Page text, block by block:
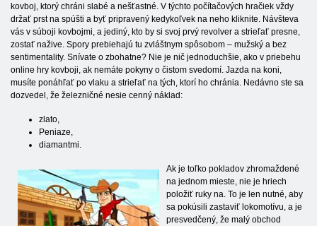
kovboj, ktorý chráni slabé a nešťastné. V týchto počítačových hračiek vždy
držať prst na spúšti a byť pripravený kedykoľvek na neho kliknite. Návšteva
vás v súboji kovbojmi, a jediný, kto by si svoj prvý revolver a strieľať presne,
zostať nažive. Spory prebiehajú tu zvláštnym spôsobom – mužský a bez
sentimentality. Snívate o zbohatne? Nie je nič jednoduchšie, ako v priebehu
online hry kovboji, ak nemáte pokyny o čistom svedomí. Jazda na koni,
musíte ponáhľať po vlaku a strieľať na tých, ktorí ho chránia. Nedávno ste sa
dozvedel, že železničné nesie cenný náklad:
zlato,
Peniaze,
diamantmi.
Ak je toľko pokladov zhromaždené
na jednom mieste, nie je hriech
položiť ruky na. To je len nutné, aby
sa pokúsili zastaviť lokomotívu, a je
presvedčený, že malý obchod